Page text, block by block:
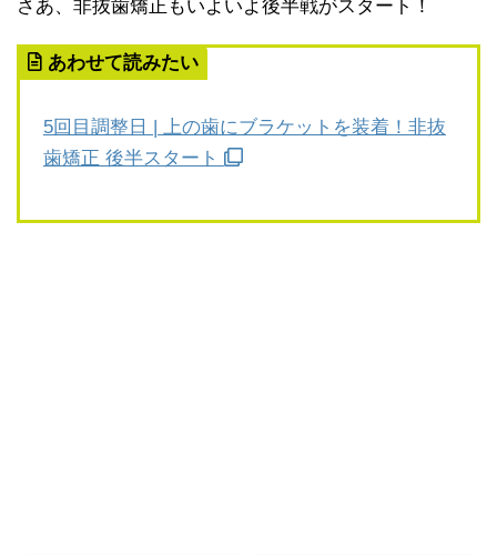
さあ、非抜歯矯正もいよいよ後半戦がスタート！
あわせて読みたい
5回目調整日 | 上の歯にブラケットを装着！非抜
歯矯正 後半スタート